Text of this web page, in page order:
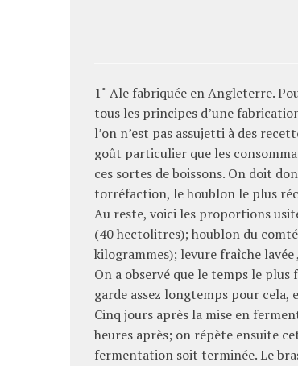
1˚ Ale fabriquée en Angleterre.
tous les principes d’une
l’on n’est pas assujetti à des
goût particulier que les
ces sortes de boissons. On doit
torréfaction, le houblon le plus
Au reste, voici les proportions
(40 hectolitres); houblon du
kilogrammes); levure fraîche
On a observé que le temps le
garde assez longtemps pour cela,
Cinq jours après la mise en
heures après; on répète ensuite
fermentation soit terminée. Le